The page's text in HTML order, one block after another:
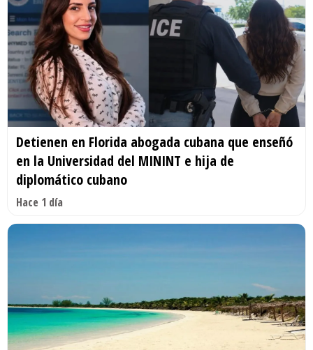
Detienen en Florida abogada cubana que enseñó
en la Universidad del MININT e hija de
diplomático cubano
Hace 1 día